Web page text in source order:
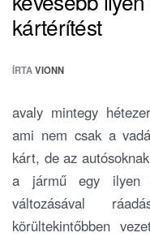
kártérítést
ÍRTAVIONN
avaly mintegy
ami nem csak a
kárt, de az
a jármű egy ilyen
változásával
körültekintőbben